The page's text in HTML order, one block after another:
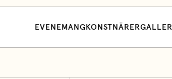
EVENEMANG KONSTNÄRERGALLERI